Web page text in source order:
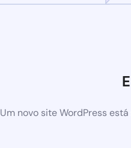
Um novo site WordPress